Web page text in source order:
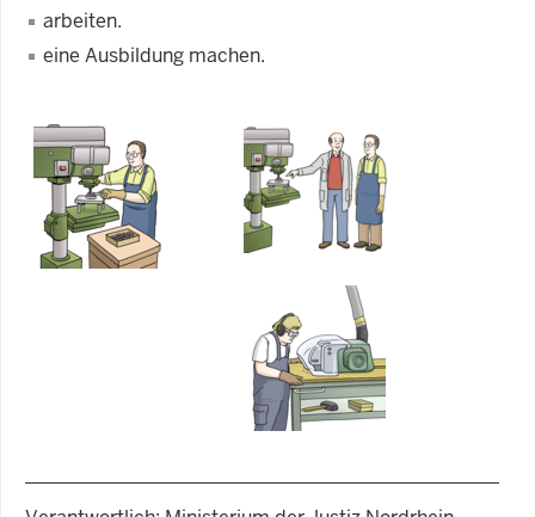
arbeiten.
eine Ausbildung machen.